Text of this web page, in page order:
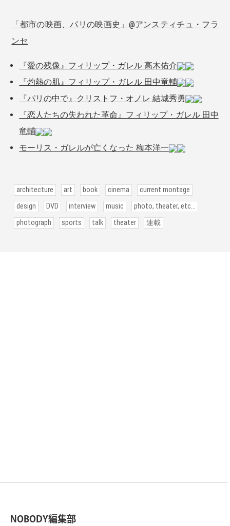
「都市の映画、パリの映画史」@アンスティチュ・フラ
ンセ
『愛の残像』フィリップ・ガレル 高木佑介
『灼熱の肌』フィリップ・ガレル 田中竜輔
『パリの中で』クリストフ・オノレ 結城秀勇
『恋人たちの失われた革命』フィリップ・ガレル 田中
竜輔
モーリス・ガレルが亡くなった 梅本洋一
architecture art book cinema
current montage
design
DVD interview music
photo, theater, etc...
photograph
sports talk theater 連載
NOBODY編集部